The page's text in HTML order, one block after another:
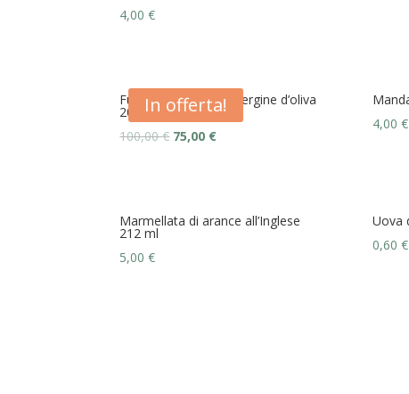
4,00€
In offerta!
Fustino 5l Olio extravergine d’oliva
2024
100,00€ 75,00 €
4,00 €
Marmellata di arance all’Inglese
212 ml
5,00€
Uova
0,60 €